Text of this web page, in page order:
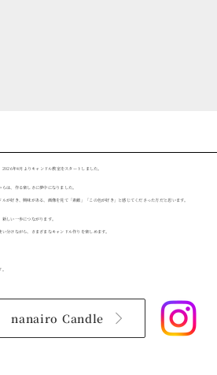
年4月よりキャンドル教室をスタートしました。
は、作る楽しさに夢中になりました。
が好き、興味がある、画像を見て「素敵」「この色が好き」と感じてくださった方だと思います。
しい一歩につながります。
分けながら、さまざまなキャンドル作りを楽しめます。
nanairo Candle